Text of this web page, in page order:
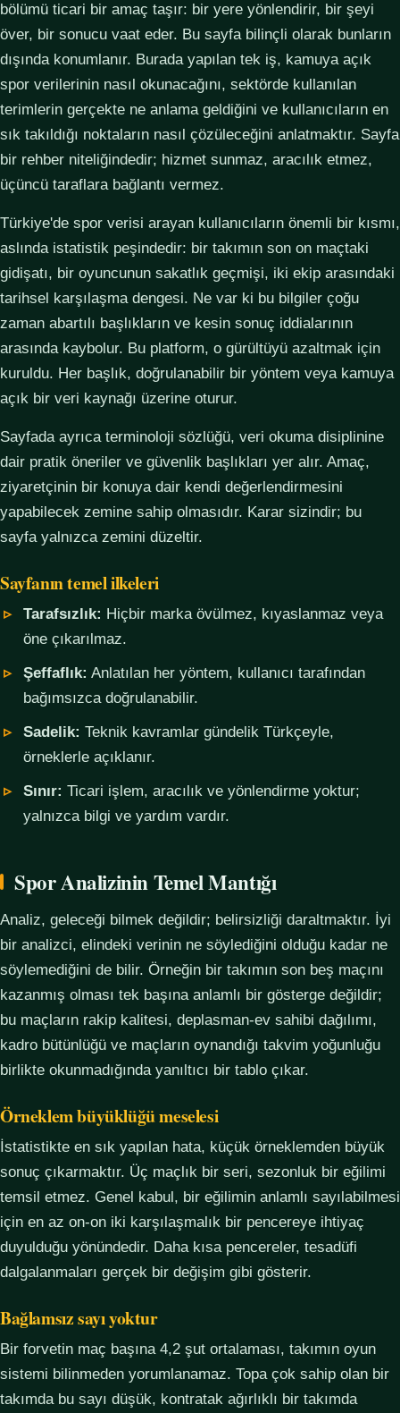
bölümü ticari bir amaç taşır: bir yere yönlendirir, bir şeyi
över, bir sonucu vaat eder. Bu sayfa bilinçli olarak bunların
dışında konumlanır. Burada yapılan tek iş, kamuya açık
spor verilerinin nasıl okunacağını, sektörde kullanılan
terimlerin gerçekte ne anlama geldiğini ve kullanıcıların en
sık takıldığı noktaların nasıl çözüleceğini anlatmaktır. Sayfa
bir rehber niteliğindedir; hizmet sunmaz, aracılık etmez,
üçüncü taraflara bağlantı vermez.
Türkiye'de spor verisi arayan kullanıcıların önemli bir kısmı,
aslında istatistik peşindedir: bir takımın son on maçtaki
gidişatı, bir oyuncunun sakatlık geçmişi, iki ekip arasındaki
tarihsel karşılaşma dengesi. Ne var ki bu bilgiler çoğu
zaman abartılı başlıkların ve kesin sonuç iddialarının
arasında kaybolur. Bu platform, o gürültüyü azaltmak için
kuruldu. Her başlık, doğrulanabilir bir yöntem veya kamuya
açık bir veri kaynağı üzerine oturur.
Sayfada ayrıca terminoloji sözlüğü, veri okuma disiplinine
dair pratik öneriler ve güvenlik başlıkları yer alır. Amaç,
ziyaretçinin bir konuya dair kendi değerlendirmesini
yapabilecek zemine sahip olmasıdır. Karar sizindir; bu
sayfa yalnızca zemini düzeltir.
Sayfanın temel ilkeleri
Tarafsızlık: Hiçbir marka övülmez, kıyaslanmaz veya
öne çıkarılmaz.
Şeffaflık: Anlatılan her yöntem, kullanıcı tarafından
bağımsızca doğrulanabilir.
Sadelik: Teknik kavramlar gündelik Türkçeyle,
örneklerle açıklanır.
Sınır: Ticari işlem, aracılık ve yönlendirme yoktur;
yalnızca bilgi ve yardım vardır.
Spor Analizinin Temel Mantığı
Analiz, geleceği bilmek değildir; belirsizliği daraltmaktır. İyi
bir analizci, elindeki verinin ne söylediğini olduğu kadar ne
söylemediğini de bilir. Örneğin bir takımın son beş maçını
kazanmış olması tek başına anlamlı bir gösterge değildir;
bu maçların rakip kalitesi, deplasman-ev sahibi dağılımı,
kadro bütünlüğü ve maçların oynandığı takvim yoğunluğu
birlikte okunmadığında yanıltıcı bir tablo çıkar.
Örneklem büyüklüğü meselesi
İstatistikte en sık yapılan hata, küçük örneklemden büyük
sonuç çıkarmaktır. Üç maçlık bir seri, sezonluk bir eğilimi
temsil etmez. Genel kabul, bir eğilimin anlamlı sayılabilmesi
için en az on-on iki karşılaşmalık bir pencereye ihtiyaç
duyulduğu yönündedir. Daha kısa pencereler, tesadüfi
dalgalanmaları gerçek bir değişim gibi gösterir.
Bağlamsız sayı yoktur
Bir forvetin maç başına 4,2 şut ortalaması, takımın oyun
sistemi bilinmeden yorumlanamaz. Topa çok sahip olan bir
takımda bu sayı düşük, kontratak ağırlıklı bir takımda